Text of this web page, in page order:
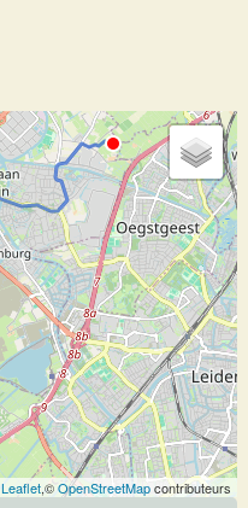
Leaflet,©OpenStreetMapcontributeurs